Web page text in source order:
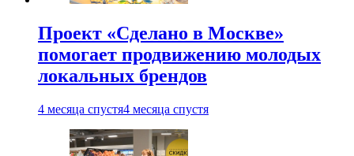
Проект «Сделано в Москве»
помогает продвижению молодых
локальных брендов
4 месяца спустя4 месяца спустя